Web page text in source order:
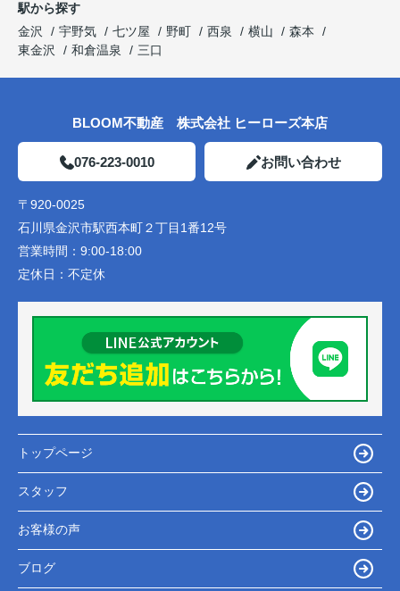
駅から探す
金沢
宇野気 七ツ屋 野町 西泉 横山
森本
東金沢
和倉温泉 三口
BLOOM不動産 株式会社 ヒーローズ本店
076-223-0010 お問い合わせ
〒920-0025
石川県金沢市駅西本町２丁目1番12号
営業時間： 9:00-18:00
定休日： 不定休
トップページ
スタッフ
お客様の声
ブログ